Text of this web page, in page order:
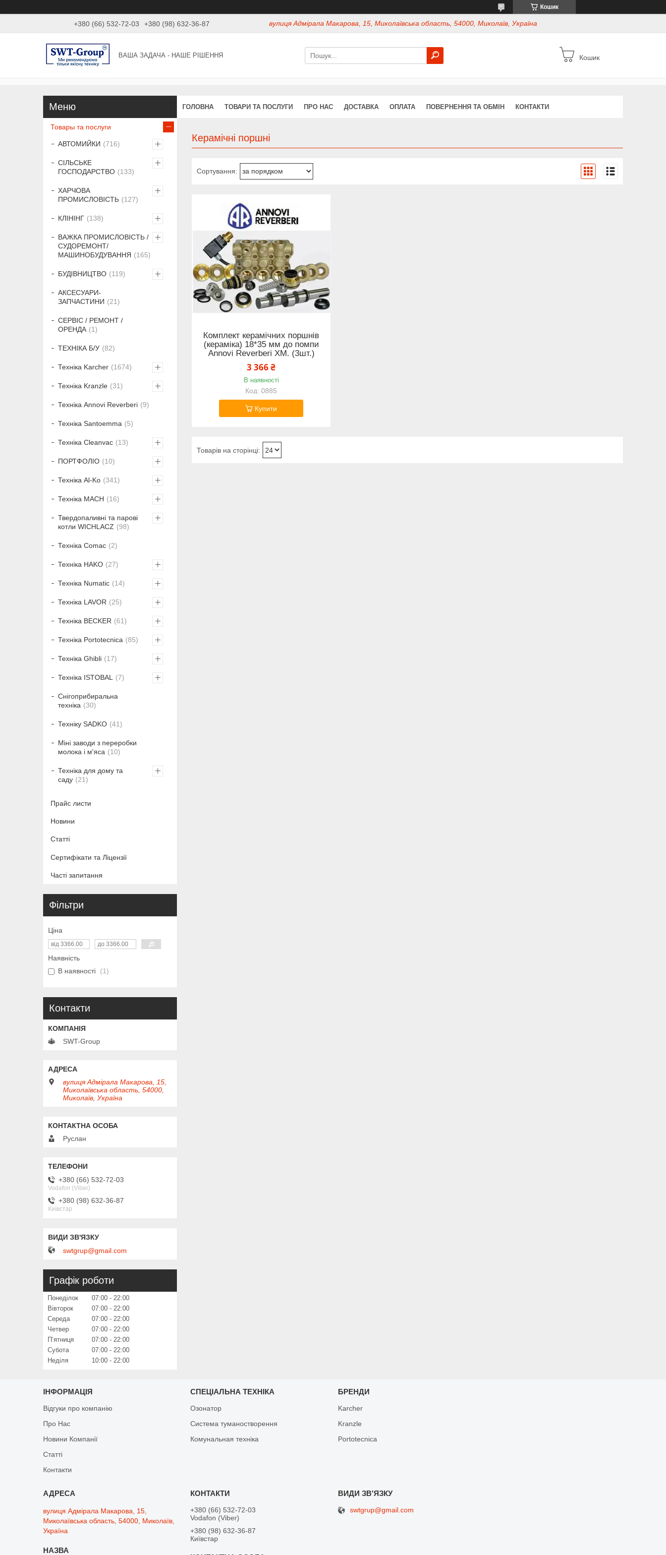
Кошик
+380 (66) 532-72-03 +380 (98) 632-36-87 вулиця Адмірала Макарова, 15, Миколаївська область, 54000, Миколаїв, Україна
ВАША ЗАДАЧА - НАШЕ РІШЕННЯ Кошик
ГОЛОВНА ТОВАРИ ТА ПОСЛУГИ ПРО НАС ДОСТАВКА ОПЛАТА ПОВЕРНЕННЯ ТА ОБМІН КОНТАКТИ
Керамічні поршні
Комплект керамічних поршнів
(кераміка) 18*35 мм до помпи
Annovi Reverberi XM. (3шт.)
3 366 ₴
В наявності
0885
Купити
Товары та послуги
АВТОМИЙКИ 716
СІЛЬСЬКЕ
ГОСПОДАРСТВО
133
ХАРЧОВА
ПРОМИСЛОВІСТЬ
127
КЛІНІНГ 138
ВАЖКА ПРОМИСЛОВІСТЬ /
СУДОРЕМОНТ/
МАШИНОБУДУВАННЯ
165
БУДІВНИЦТВО 119
АКСЕСУАРИ-
ЗАПЧАСТИНИ
21
СЕРВІС / РЕМОНТ /
ОРЕНДА
1
ТЕХНІКА Б/У 82
Техніка Karcher 1674
Техніка Kranzle 31
Техніка Annovi Reverberi 9
Техніка Santoemma 5
Техніка Cleanvac 13
ПОРТФОЛІО 10
Техніка Al-Ko 341
Техніка MACH 16
Твердопаливні та парові
котли WICHLACZ
98
Техніка Comac 2
Техніка HAKO 27
Техніка Numatic 14
Техніка LAVOR 25
Техніка BECKER 61
Техніка Portotecnica 85
Техніка Ghibli 17
Техніка ISTOBAL 7
Снігоприбиральна
техніка
30
Техніку SADKO 41
Міні заводи з переробки
молока і м'яса
10
Техніка для дому та
саду
21
Прайс листи
Новини
Статті
Сертифікати та Ліцензії
Часті запитання
Фільтри
Ціна
Наявність
В наявності
1
Контакти
SWT-Group
вулиця Адмірала Макарова, 15,
Миколаївська область, 54000,
Миколаїв, Україна
Руслан
+380 (66) 532-72-03
Vodafon (Viber)
+380 (98) 632-36-87
Київстар
swtgrup@gmail.com
Графік роботи
Понеділок 07:00
22:00
Вівторок
07:00
22:00
Середа
07:00
22:00
Четвер
07:00
22:00
Пʼятниця
07:00
22:00
Субота
07:00
22:00
Неділя
10:00 22:00
ІНФОРМАЦІЯ
Відгуки про компанію
Про Нас
Новини Компанії
Статті
Контакти
СПЕЦІАЛЬНА ТЕХНІКА
Озонатор
Система туманостворення
Комунальная техніка
БРЕНДИ
Karcher
Kranzle
Portotecnica
вулиця Адмірала Макарова, 15,
Миколаївська область, 54000, Миколаїв,
Україна
+380 (66) 532-72-03
Vodafon (Viber)
+380 (98) 632-36-87
Київстар
swtgrup@gmail.com